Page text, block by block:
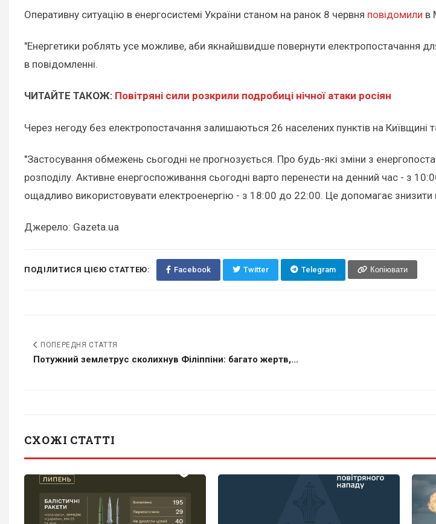
Оперативну ситуацію в енергосистемі України станом на ранок 8 червня повідомили в
"Енергетики роблять усе можливе, аби якнайшвидше повернути електропостачання
в повідомленні.
ЧИТАЙТЕ ТАКОЖ: Повітряні сили розкрили подробиці нічної атаки росіян
Через негоду без електропостачання залишаються 26 населених пунктів на
"Застосування обмежень сьогодні не прогнозується. Про будь-які зміни з
розподілу. Активне енергоспоживання сьогодні варто перенести на денний час - з
ощадливо використовувати електроенергію - з 18:00 до 22:00. Це допомагає знизити
Джерело: Gazeta.ua
ПОДІЛИТИСЯ ЦІЄЮ СТАТТЕЮ: Facebook Twitter Telegram Копіювати
ПОПЕРЕДНЯ СТАТТЯ
Потужний землетрус сколихнув Філіппіни: багато жертв,...
СХОЖІ СТАТТІ